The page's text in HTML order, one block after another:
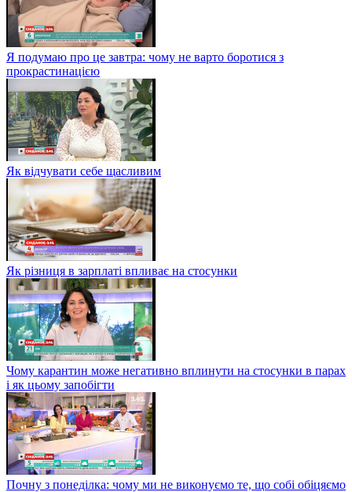
Я подумаю про це завтра: чому не варто боротися з
прокрастинацією
Як відчувати себе щасливим
Як різниця в зарплаті впливає на стосунки
Чому карантин може негативно вплинути на стосунки в парах
і як цьому запобігти
Почну з понеділка: чому ми не виконуємо те, що собі обіцяємо